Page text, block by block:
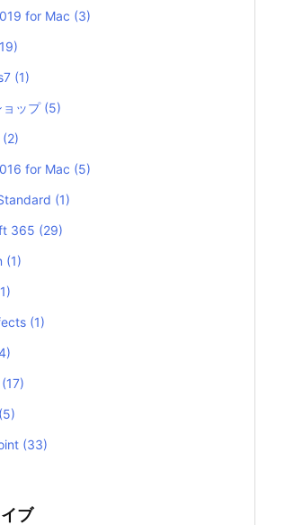
for Mac (3)
(1)
ョップ (5)
(2)
for Mac (5)
(1)
365 (29)
(1)
(1)
(17)
(5)
(33)
ブ